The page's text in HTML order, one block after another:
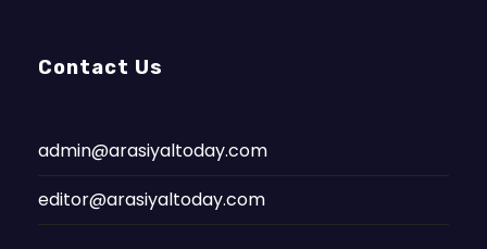
Contact Us
admin@arasiyaltoday.com
editor@arasiyaltoday.com